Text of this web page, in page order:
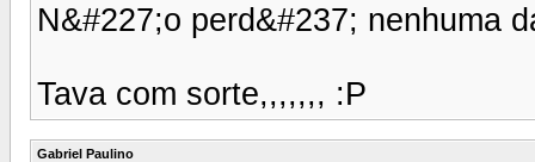
N&#227;o perd&#237; nenhuma
Tava com sorte,,,,,,, :P
Gabriel Paulino